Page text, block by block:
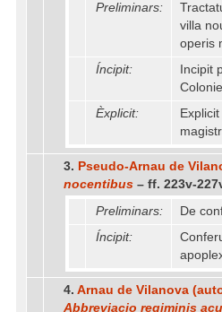
Preliminars:
villa
operis
Íncipit:
Incipit
Èxplicit:
3. Pseudo-Arnau de
nocentibus – ff. 223v-
Preliminars:
De
Íncipit:
4. Arnau de Vilanova
Abbreviacio regiminis